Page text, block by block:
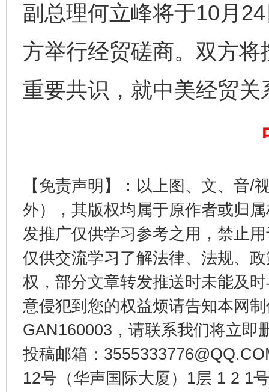
副总理何立峰将于10月
方举行经贸磋商。双方
重要共识，就中美经贸
【免责声明】：以上图、文、音/
外），其版权均属于原作者或归
发推广仅供学习参考之用，禁止
仅供交流学习了解法律、法规、
权，部分文章转发推送时未能及
意侵犯到您的权益烦请告知本网
GAN160003，请联系我们将立即
投稿邮箱：
12号（华声国际大厦）1层 1 2 1
完善运行机制助力责任有效落实 一纸欠
千年窑火 生生不息 一